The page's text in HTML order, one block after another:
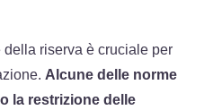
riserva è cruciale per
Alcune delle norme
la restrizione delle